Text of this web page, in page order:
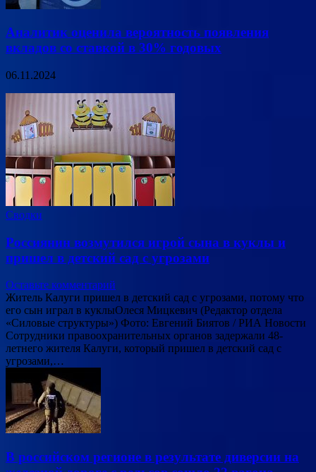
Аналитик оценила вероятность появления
вкладов со ставкой в 30% годовых
06.11.2024
Сводки
Россиянин возмутился игрой сына в куклы и
пришел в детский сад с угрозами
Оставьте комментарий
Житель Калуги пришел в детский сад с угрозами, потому что
его сын играл в куклыОлеся Мицкевич (Редактор отдела
«Силовые структуры») Фото: Евгений Биятов / РИА Новости
Сотрудники правоохранительных органов задержали 48-
летнего жителя Калуги, который пришел в детский сад с
угрозами,…
В российском регионе в результате диверсии на